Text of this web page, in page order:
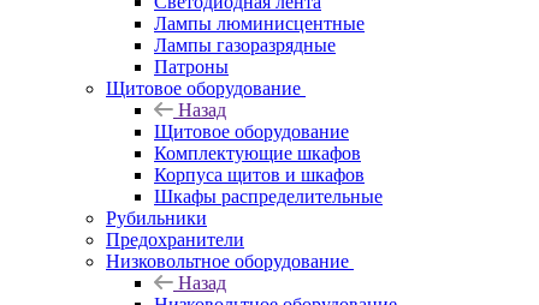
Лампы люминисцентные
Лампы газоразрядные
Патроны
Щитовое оборудование
Назад
Щитовое оборудование
Комплектующие шкафов
Корпуса щитов и шкафов
Шкафы распределительные
Рубильники
Предохранители
Низковольтное оборудование
Назад